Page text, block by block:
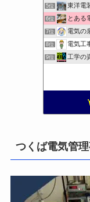
5位 東洋電
6位 とある
7位 電気の
8位 電気工
9位 工学の
日置
つくば電気管